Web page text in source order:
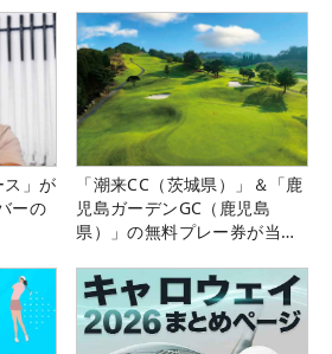
ス」が
ーの
「潮来CC（茨城県）」＆「鹿
児島ガーデンGC（鹿児島
県）」の無料プレー券が当た